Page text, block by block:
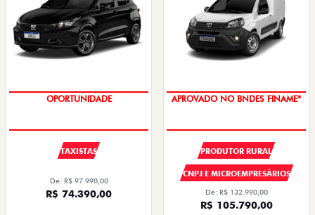
OPORTUNIDADE
TAXISTAS
De: R$ 97.990,00
R$ 74.390,00
APROVADO NO BNDES FINAME*
PRODUTOR RURAL
CNPJ E MICROEMPRESÁRIOS
De: R$ 132.990,00
R$ 105.790,00